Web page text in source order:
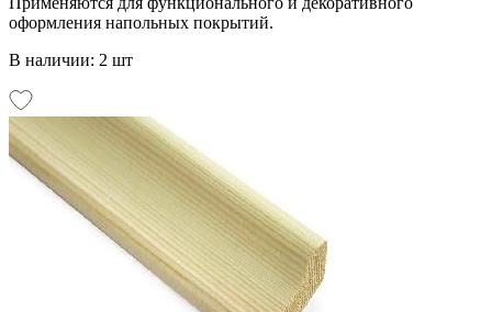
оформления напольных покрытий.
В наличии: 2 шт